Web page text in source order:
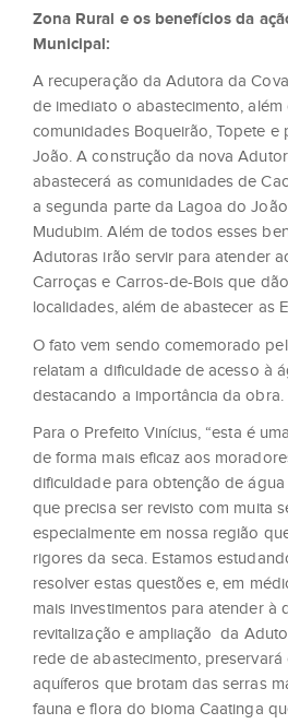
Zona Rural e os benefícios da
Municipal:
A recuperação da Adutora da
de imediato o abastecimento, além
comunidades Boqueirão, Topete e
João. A construção da nova
abastecerá as comunidades de
a segunda parte da Lagoa do
Mudubim. Além de todos esses
Adutoras irão servir para atender
Carroças e Carros-de-Bois que
localidades, além de abastecer as
O fato vem sendo comemorado
relatam a dificuldade de acesso à
destacando a importância da obra.
Para o Prefeito Vinícius, “esta é
de forma mais eficaz aos
dificuldade para obtenção de
que precisa ser revisto com muita
especialmente em nossa região
rigores da seca. Estamos
resolver estas questões e, em
mais investimentos para atender à
revitalização e ampliação da
rede de abastecimento, preservará
aquíferos que brotam das serras
fauna e flora do bioma Caatinga